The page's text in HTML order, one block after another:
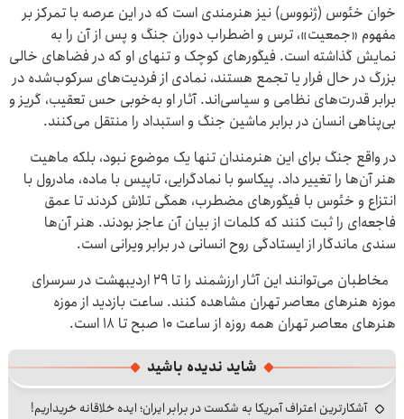
خوان خئوس (ژنووس) نیز هنرمندی است که در این عرصه با تمرکز بر
مفهوم «جمعیت»، ترس و اضطراب دوران جنگ و پس از آن را به
نمایش گذاشته است. فیگورهای کوچک و تنهای او که در فضاهای خالی
بزرگ در حال فرار یا تجمع هستند، نمادی از فردیت‌های سرکوب‌شده در
برابر قدرت‌های نظامی و سیاسی‌اند. آثار او به‌خوبی حس تعقیب، گریز و
بی‌پناهی انسان در برابر ماشین جنگ و استبداد را منتقل می‌کنند.
در واقع جنگ برای این هنرمندان تنها یک موضوع نبود، بلکه ماهیت
هنر آن‌ها را تغییر داد. پیکاسو با نمادگرایی، تاپیس با ماده، مادرول با
انتزاع و خئوس با فیگورهای مضطرب، همگی تلاش کردند تا عمق
فاجعه‌ای را ثبت کنند که کلمات از بیان آن عاجز بودند. هنر آن‌ها
سندی ماندگار از ایستادگی روح انسانی در برابر ویرانی است.
مخاطبان می‌توانند این آثار ارزشمند را تا ۲۹ اردیبهشت در سرسرای
موزه هنرهای معاصر تهران مشاهده کنند. ساعت بازدید از موزه
هنرهای معاصر تهران همه روزه از ساعت ۱۰ صبح تا ۱۸ است.
شاید ندیده باشید
آشکارترین اعتراف آمریکا به شکست در برابر ایران؛ ایده خلاقانه خریداریم!